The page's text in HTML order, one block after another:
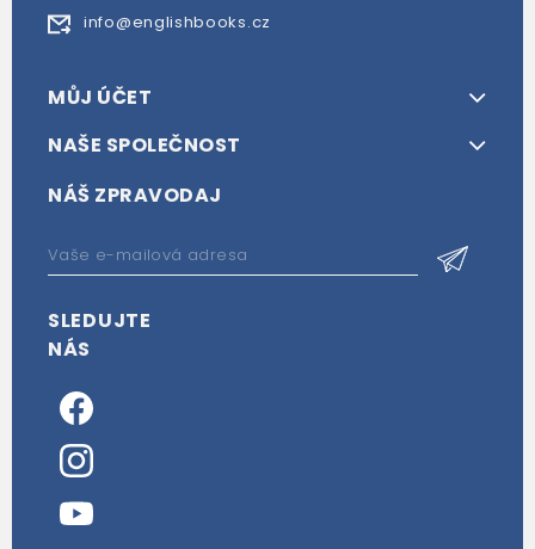
info@englishbooks.cz
MŮJ ÚČET
NAŠE SPOLEČNOST
NÁŠ ZPRAVODAJ
SLEDUJTE
NÁS